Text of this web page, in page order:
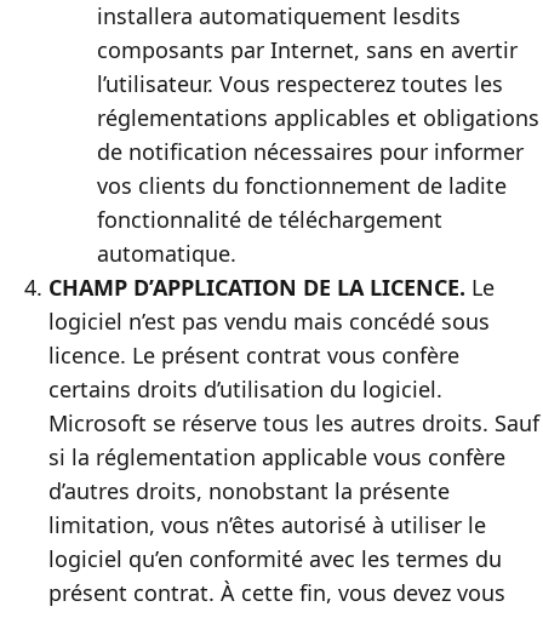
installera automatiquement lesdits
composants par Internet, sans en avertir
l’utilisateur. Vous respecterez toutes les
réglementations applicables et obligations
de notification nécessaires pour informer
vos clients du fonctionnement de ladite
fonctionnalité de téléchargement
automatique.
CHAMP D’APPLICATION DE LA LICENCE. Le
logiciel n’est pas vendu mais concédé sous
licence. Le présent contrat vous confère
certains droits d’utilisation du logiciel.
Microsoft se réserve tous les autres droits. Sauf
si la réglementation applicable vous confère
d’autres droits, nonobstant la présente
limitation, vous n’êtes autorisé à utiliser le
logiciel qu’en conformité avec les termes du
présent contrat. À cette fin, vous devez vous